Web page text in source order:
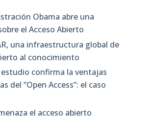
Obama abre una
el Acceso Abierto
una infraestructura global de
al conocimiento
confirma la ventajas
del “Open Access”: el caso
el acceso abierto